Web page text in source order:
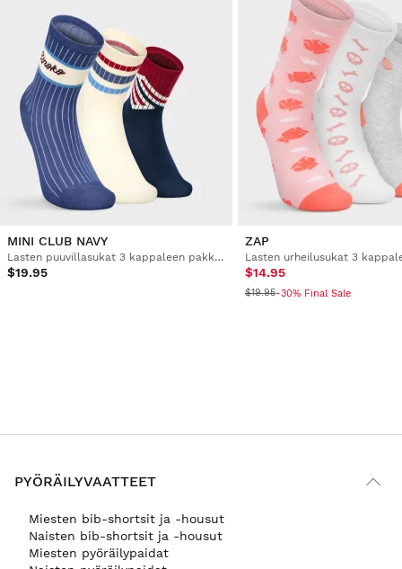
MINI CLUB NAVY
Lasten puuvillasukat 3 kappaleen pakkauksessa
$19.95
ZAP
$14.95
$19.95-30% Final Sale
PYÖRÄILYVAATTEET
Miesten bib-shortsit ja -housut
Naisten bib-shortsit ja -housut
Miesten pyöräilypaidat